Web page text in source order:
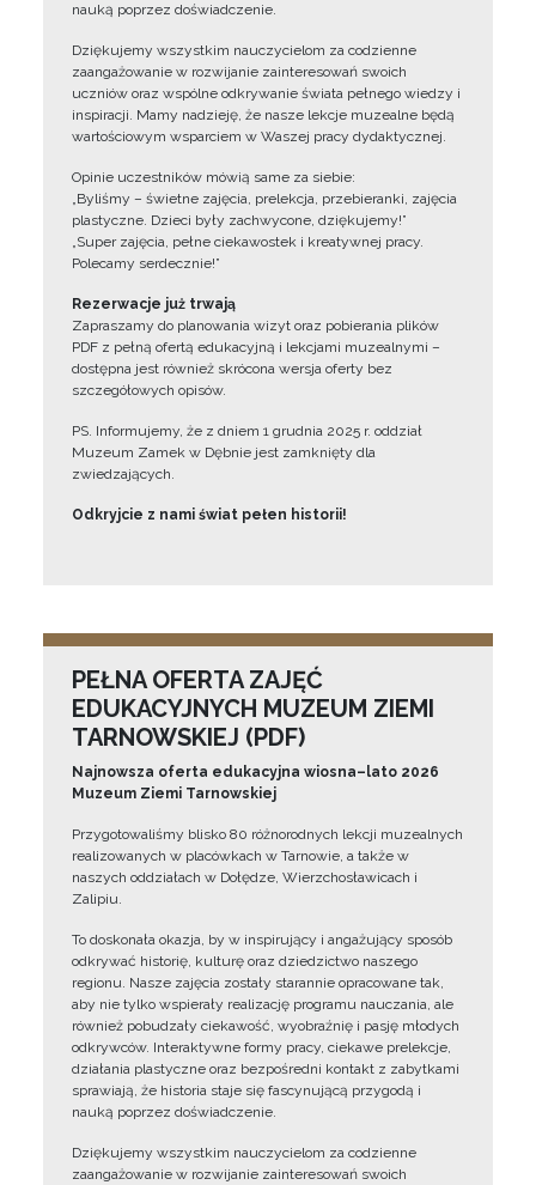
nauką poprzez doświadczenie.
Dziękujemy wszystkim nauczycielom za codzienne
zaangażowanie w rozwijanie zainteresowań swoich
uczniów oraz wspólne odkrywanie świata pełnego wiedzy i
inspiracji. Mamy nadzieję, że nasze lekcje muzealne będą
wartościowym wsparciem w Waszej pracy dydaktycznej.
Opinie uczestników mówią same za siebie:
„Byliśmy – świetne zajęcia, prelekcja, przebieranki, zajęcia
plastyczne. Dzieci były zachwycone, dziękujemy!”
„Super zajęcia, pełne ciekawostek i kreatywnej pracy.
Polecamy serdecznie!”
Rezerwacje już trwają
Zapraszamy do planowania wizyt oraz pobierania plików
PDF z pełną ofertą edukacyjną i lekcjami muzealnymi –
dostępna jest również skrócona wersja oferty bez
szczegółowych opisów.
PS. Informujemy, że z dniem 1 grudnia 2025 r. oddział
Muzeum Zamek w Dębnie jest zamknięty dla
zwiedzających.
Odkryjcie z nami świat pełen historii!
PEŁNA OFERTA ZAJĘĆ
EDUKACYJNYCH MUZEUM ZIEMI
TARNOWSKIEJ (PDF)
Najnowsza oferta edukacyjna wiosna–lato 2026
Muzeum Ziemi Tarnowskiej
Przygotowaliśmy blisko 80 różnorodnych lekcji muzealnych
realizowanych w placówkach w Tarnowie, a także w
naszych oddziałach w Dołędze, Wierzchosławicach i
Zalipiu.
To doskonała okazja, by w inspirujący i angażujący sposób
odkrywać historię, kulturę oraz dziedzictwo naszego
regionu. Nasze zajęcia zostały starannie opracowane tak,
aby nie tylko wspierały realizację programu nauczania, ale
również pobudzały ciekawość, wyobraźnię i pasję młodych
odkrywców. Interaktywne formy pracy, ciekawe prelekcje,
działania plastyczne oraz bezpośredni kontakt z zabytkami
sprawiają, że historia staje się fascynującą przygodą i
nauką poprzez doświadczenie.
Dziękujemy wszystkim nauczycielom za codzienne
zaangażowanie w rozwijanie zainteresowań swoich